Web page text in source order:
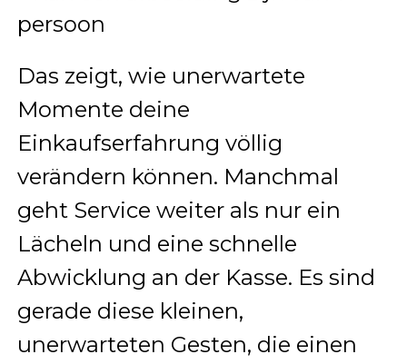
Das zeigt, wie unerwartete
Momente deine
Einkaufserfahrung völlig
verändern können. Manchmal
geht Service weiter als nur ein
Lächeln und eine schnelle
Abwicklung an der Kasse. Es sind
gerade diese kleinen,
unerwarteten Gesten, die einen